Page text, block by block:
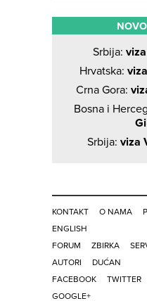
Srbija:
Hrvatska:
Crna Gora:
Bosna i
Srbija: viza
KONTAKT O NAMA
ENGLISH
FORUM
ZBIRKA
AUTORI
DUĆAN
FACEBOOK
TWITTER
GOOGLE+